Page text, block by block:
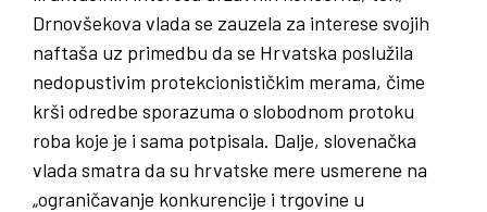
Drnovšekova vlada se zauzela za interese svojih
naftaša uz primedbu da se Hrvatska poslužila
nedopustivim protekcionističkim merama, čime
krši odredbe sporazuma o slobodnom protoku
roba koje je i sama potpisala. Dalje, slovenačka
vlada smatra da su hrvatske mere usmerene na
„ograničavanje konkurencije i trgovine u